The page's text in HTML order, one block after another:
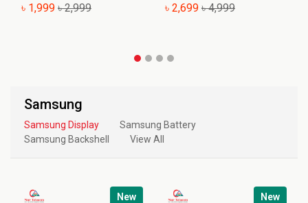
৳ 1,999 ৳ 2,999 ৳ 2,699 ৳ 4,999
Samsung
Samsung Display
Samsung Battery
Samsung Backshell
View All
New New